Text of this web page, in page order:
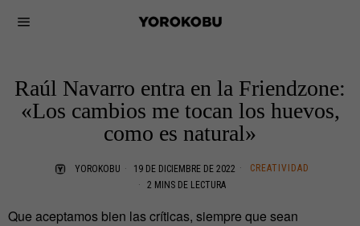
Raúl Navarro entra en la Friendzone:
«Los cambios me tocan los huevos,
como es natural»
YOROKOBU 19 DE DICIEMBRE DE 2022
CREATIVIDAD
2 MINS DE LECTURA
Que aceptamos bien las críticas, siempre que sean